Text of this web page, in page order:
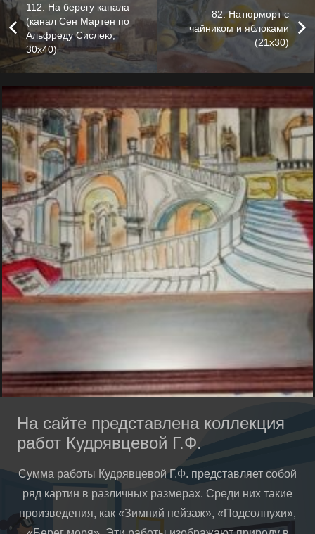
112. На берегу канала
(канал Сен Мартен по
Альфреду Сислею,
30х40)
82. Натюрморт с
чайником и яблоками
(21х30)
На сайте представлена коллекция
работ Кудрявцевой Г.Ф.
Сумма работы Кудрявцевой Г.Ф. представляет собой
ряд картин в различных размерах. Среди них такие
произведения, как «Зимний пейзаж», «Подсолнухи»,